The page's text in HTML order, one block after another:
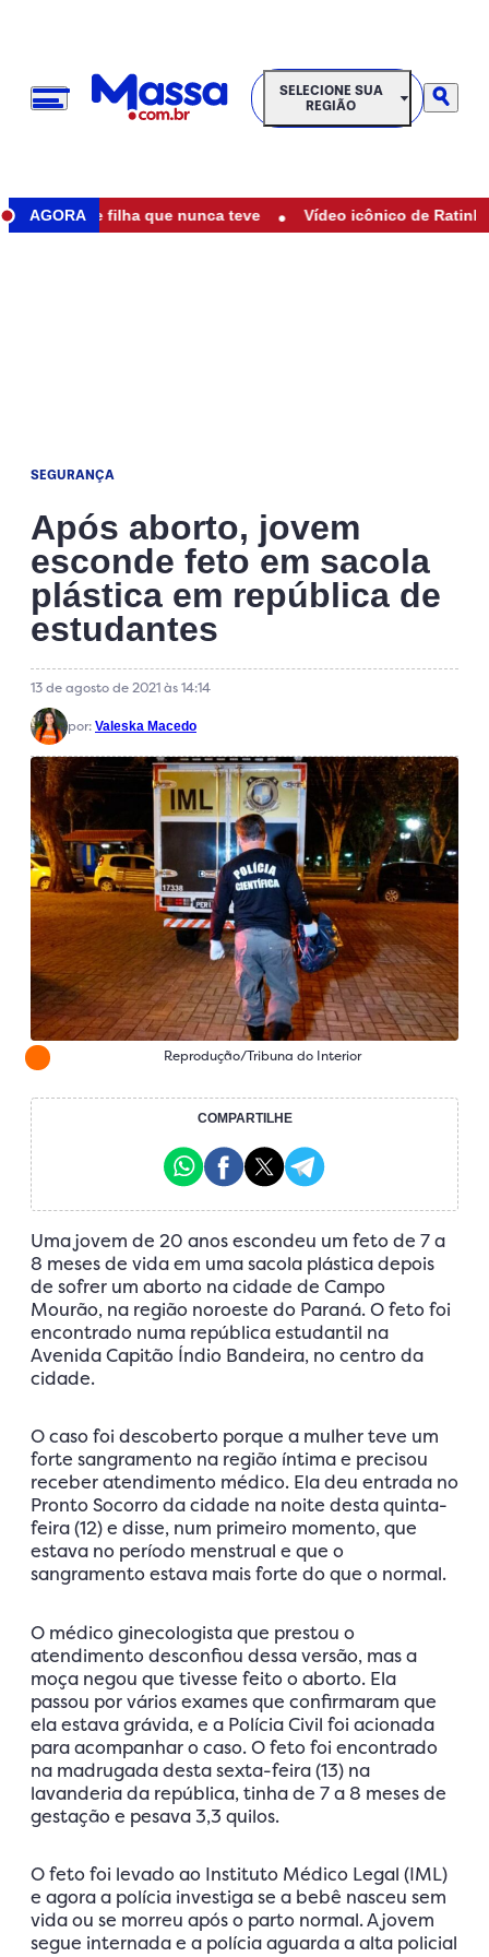
SELECIONE SUA REGIÃO
SELECIONE SUA
REGIÃO
AGORA
mãe de filha que nunca teve • Vídeo icônico de Ratinho
SEGURANÇA
Após aborto, jovem
esconde feto em sacola
plástica em república de
estudantes
13 de agosto de 2021 às 14:14
por: Valeska Macedo
Reprodução/Tribuna do Interior
COMPARTILHE
Uma jovem de 20 anos escondeu um feto de 7 a
8 meses de vida em uma sacola plástica depois
de sofrer um aborto na cidade de Campo
Mourão, na região noroeste do Paraná. O feto foi
encontrado numa república estudantil na
Avenida Capitão Índio Bandeira, no centro da
cidade.
O caso foi descoberto porque a mulher teve um
forte sangramento na região íntima e precisou
receber atendimento médico. Ela deu entrada no
Pronto Socorro da cidade na noite desta quinta-
feira (12) e disse, num primeiro momento, que
estava no período menstrual e que o
sangramento estava mais forte do que o normal.
O médico ginecologista que prestou o
atendimento desconfiou dessa versão, mas a
moça negou que tivesse feito o aborto. Ela
passou por vários exames que confirmaram que
ela estava grávida, e a Polícia Civil foi acionada
para acompanhar o caso. O feto foi encontrado
na madrugada desta sexta-feira (13) na
lavanderia da república, tinha de 7 a 8 meses de
gestação e pesava 3,3 quilos.
O feto foi levado ao Instituto Médico Legal (IML)
e agora a polícia investiga se a bebê nasceu sem
vida ou se morreu após o parto normal. A jovem
segue internada e a polícia aguarda a alta policial